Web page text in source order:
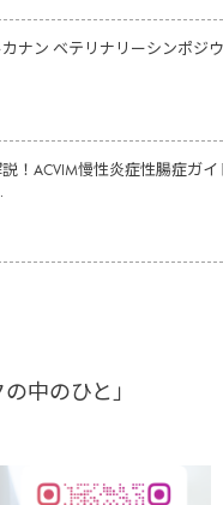
カナン ベテリナリーシンポジウ
説！ACVIM慢性炎症性腸症ガイ
中のひと」